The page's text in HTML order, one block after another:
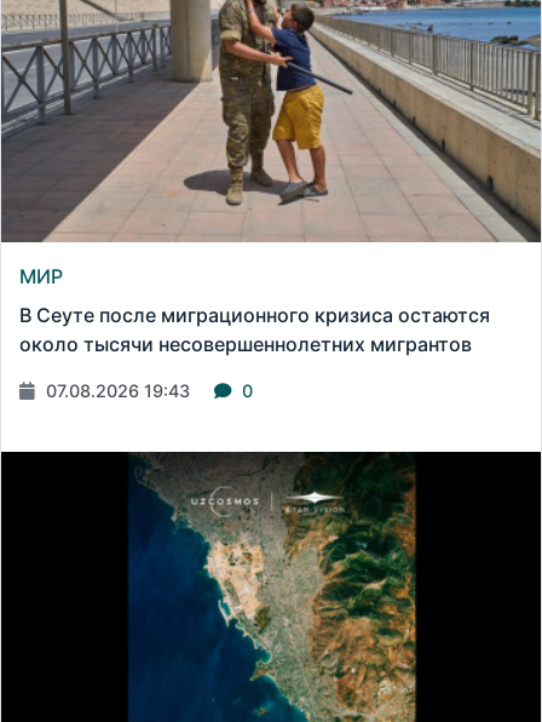
МИР
В Сеуте после миграционного кризиса остаются
около тысячи несовершеннолетних мигрантов
07.08.2026 19:43 0